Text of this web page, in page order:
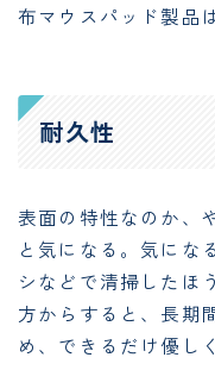
布マウスパッド製品
耐久性
表面の特性なのか、
と気になる。気にな
シなどで清掃したほ
方からすると、長期
め、できるだけ優し